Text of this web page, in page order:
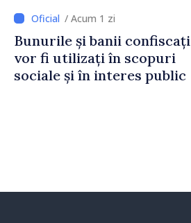
Irlandei de Nord, Fern
Horine / Acum 1 zi
Bunurile și banii confiscați
vor fi utilizați în scopuri
sociale și în interes public